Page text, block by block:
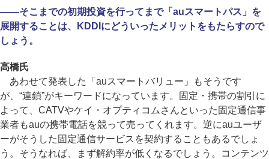
――そこまでの初期投資を行ってまで「auスマートパス」を
展開することは、KDDIにどういったメリットをもたらすので
しょう。
高橋氏
あわせて発表した「auスマートバリュー」もそうです
が、“連鎖”がキーワードになっています。固定・携帯の割引に
よって、CATVやケイ・オプティコムさんといった固定通信事
業者もauの携帯電話を競って売ってくれます。逆にauユーザ
ーがそうした固定通信サービスを契約することもあるでしょ
う。そうなれば、まず解約率が低くなるでしょう。コンテンツ